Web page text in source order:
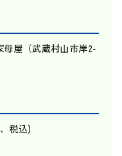
屋（武蔵村山市岸2-
税込)